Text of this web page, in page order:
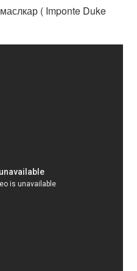
( Imponte Duke